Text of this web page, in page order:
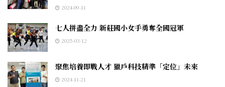
2024-09-11
七人拼盡全力 新莊國小女手勇奪全國冠軍
2025-03-12
聚焦培養即戰人才 獵戶科技精準「定位」未來
2024-11-21